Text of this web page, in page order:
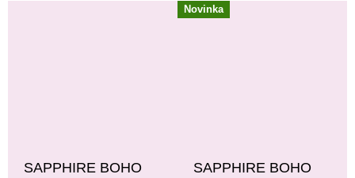
SAPPHIRE BOHO
Novinka
SAPPHIRE BOHO